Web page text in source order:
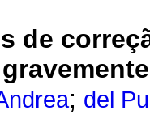
de
; del